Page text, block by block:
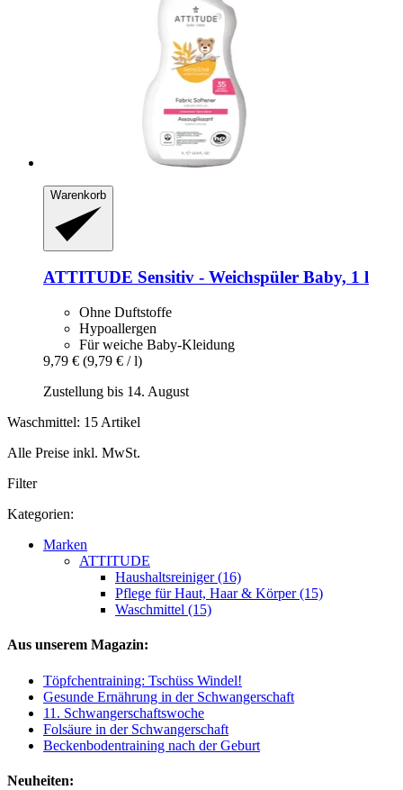
Warenkorb
ATTITUDE Sensitiv -​ Weichspüler Baby, 1 l
Ohne Duftstoffe
Hypoallergen
Für weiche Baby-Kleidung
9,79 € (9,79 € / l)
Zustellung bis 14. August
Waschmittel: 15 Artikel
Alle Preise inkl. MwSt.
Filter
Kategorien:
Marken
ATTITUDE
Haushaltsreiniger (16)
Pflege für Haut, Haar & Körper (15)
Waschmittel (15)
Aus unserem Magazin:
Töpfchentraining: Tschüss Windel!
Gesunde Ernährung in der Schwangerschaft
11. Schwangerschaftswoche
Folsäure in der Schwangerschaft
Beckenbodentraining nach der Geburt
Neuheiten: